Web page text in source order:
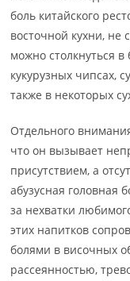
боль китайского
восточной кухни, не
можно столкнуться
кукурузных чипсах,
также в некоторых
Отдельного
что он вызывает
присутствием, а
абузусная головная
за нехватки
этих напитков
болями в височных
рассеянностью,